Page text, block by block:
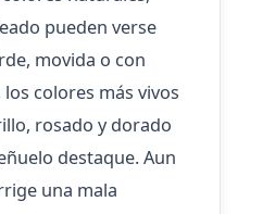
pueden verse
movida o con
colores más vivos
rosado y dorado
destaque. Aun
una mala